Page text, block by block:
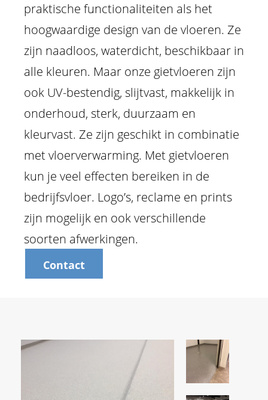
praktische functionaliteiten als het
hoogwaardige design van de vloeren. Ze
zijn naadloos, waterdicht, beschikbaar in
alle kleuren. Maar onze gietvloeren zijn
ook UV-bestendig, slijtvast, makkelijk in
onderhoud, sterk, duurzaam en
kleurvast. Ze zijn geschikt in combinatie
met vloerverwarming. Met gietvloeren
kun je veel effecten bereiken in de
bedrijfsvloer. Logo’s, reclame en prints
zijn mogelijk en ook verschillende
soorten afwerkingen.
Contact